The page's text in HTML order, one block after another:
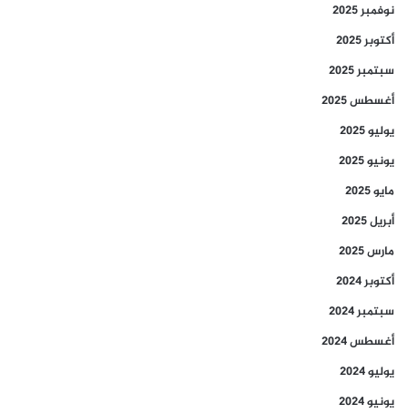
نوفمبر 2025
أكتوبر 2025
سبتمبر 2025
أغسطس 2025
يوليو 2025
يونيو 2025
مايو 2025
أبريل 2025
مارس 2025
أكتوبر 2024
سبتمبر 2024
أغسطس 2024
يوليو 2024
يونيو 2024